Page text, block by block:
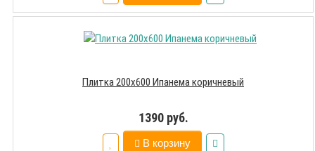
Плитка 200х600 Ипанема коричневый
1390 руб.
В корзину